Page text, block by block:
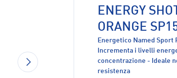
AVANTI
ENERGY
ORANGE
Energetico Named Sport
Incrementa i livelli
concentrazione - Ideale
resistenza